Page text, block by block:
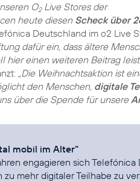
O2Live Stores der
heute diesen Scheck über
Deutschland im o2 Live
dafür ein, dass ältere
hier einen weiteren Beitrag
„Die Weihnachtsaktion ist
den Menschen, digitale
über die Spende für unsere
mobil im Alter“
engagieren sich
mehr digitaler Teilhabe zu